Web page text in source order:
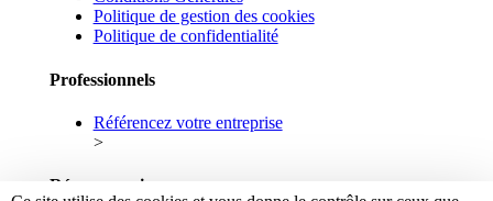
Politique de gestion des cookies
Politique de confidentialité
Professionnels
Référencez votre entreprise
>
Réseaux sociaux